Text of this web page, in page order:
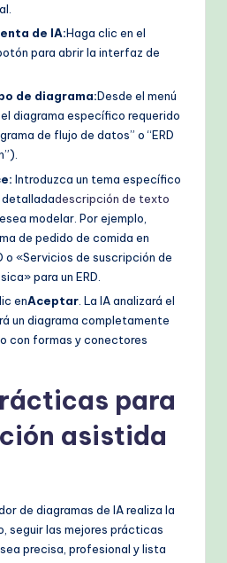
de IA:Haga clic en el
para abrir la interfaz de
de diagrama:Desde el menú
diagrama específico requerido
de flujo de datos” o “ERD
Introduzca un tema específico
detalladadescripción de texto
modelar. Por ejemplo,
de pedido de comida en
o «Servicios de suscripción de
para un ERD.
enAceptar . La IA analizará el
un diagrama completamente
con formas y conectores
para
asistida
de diagramas de IA realiza la
seguir las mejores prácticas
precisa, profesional y lista